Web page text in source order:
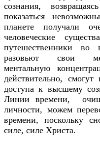
сознания,
показаться
планете получали
человеческие
путешественники
разовьют свои
ментальную
действительно,
доступа к высшему
Линии времени,
личности, можем
времени, поскольку
силе, силе Христа.